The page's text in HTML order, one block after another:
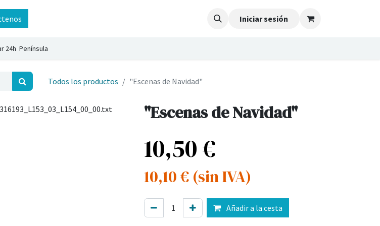
Iniciar sesión
24h Península
Todos los productos "Escenas de Navidad"
"Escenas de Navidad"
10,50€
10,10€ (sin IVA)
Añadir a la cesta